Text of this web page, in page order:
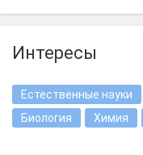
Интересы
Естественные науки
Биология
Химия